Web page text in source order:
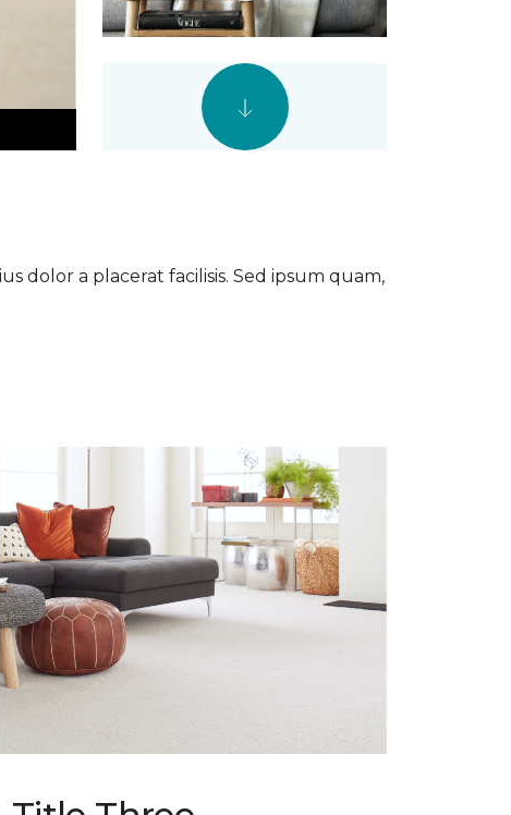
dolor a placerat facilisis. Sed ipsum quam,